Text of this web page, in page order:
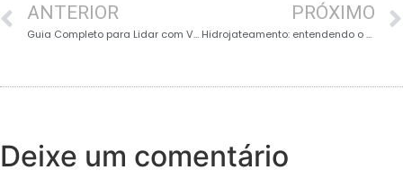
ANTERIOR
Guia Completo para Lidar com Vazamentos de Gás em Geladeiras
PRÓXIMO
Hidrojateamento: entendendo o processo e seus detalhes
Deixe um comentário